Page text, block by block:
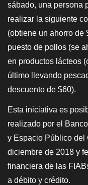
sábado, una persona
realizar la siguiente
(obtiene un ahorro de
puesto de pollos (se
en productos lácteos
último llevando
descuento de $60).
Esta iniciativa es
realizado por el
y Espacio Público del
diciembre de 2018 y
financiera de las
a débito y crédito.